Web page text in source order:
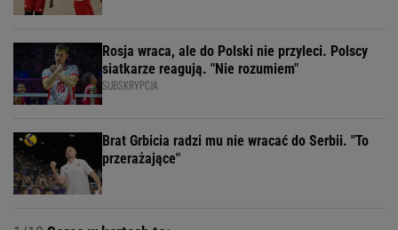
Rosja wraca, ale do Polski nie przyleci. Polscy
siatkarze reagują. "Nie rozumiem"
SUBSKRYPCJA
Brat Grbicia radzi mu nie wracać do Serbii. "To
przerażające"